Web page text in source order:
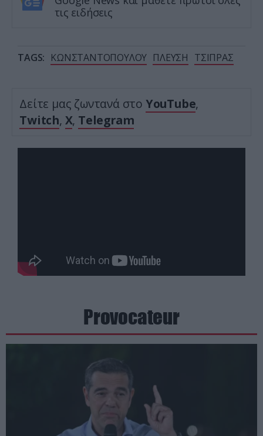
τις ειδήσεις
TAGS: ΚΩΝΣΤΑΝΤΟΠΟΥΛΟΥ ΠΛΕΥΣΗ ΤΣΙΠΡΑΣ
Δείτε μας ζωντανά στο YouTube,
Twitch, X, Telegram
Provocateur